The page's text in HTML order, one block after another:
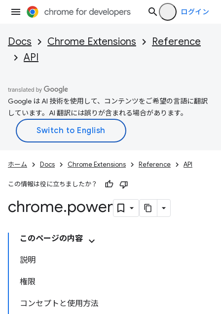
ログイン
Docs Chrome Extensions
Reference
API
Google は AI 技術を使用して、コンテンツをご希望の言語に翻訳
しています。AI 翻訳には誤りが含まれる場合があります。
ホーム Docs Chrome Extensions Reference API
この情報は役に立ちましたか？
chrome.power
このページの内容
説明
権限
コンセプトと使用方法